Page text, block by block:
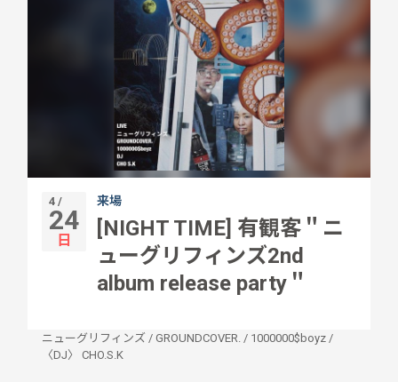
4 /
24
日
来場
[NIGHT TIME] 有観客＂ニ
ューグリフィンズ2nd
album release party＂
ニューグリフィンズ / GROUNDCOVER. / 1000000$boyz /
〈DJ〉 CHO.S.K